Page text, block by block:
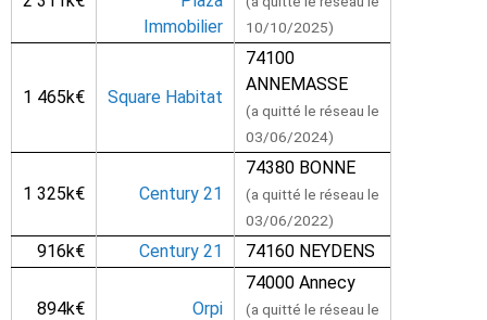
Immobilier
10/10/2025)
1 465k€ Square Habitat
74100
ANNEMASSE
(a quitté le réseau le
03/06/2024)
1 325k€ Century 21
74380 BONNE
(a quitté le réseau le
03/06/2022)
916k€ Century 21 74160 NEYDENS
894k€ Orpi
74000 Annecy
(a quitté le réseau le